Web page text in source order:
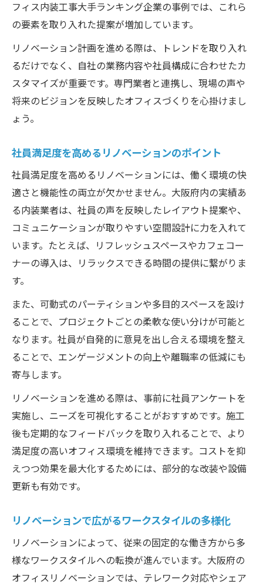
フィス内装工事大手ランキング企業の事例では、これら
の要素を取り入れた提案が増加しています。
リノベーション計画を進める際は、トレンドを取り入れ
るだけでなく、自社の業務内容や社員構成に合わせたカ
スタマイズが重要です。専門業者と連携し、現場の声や
将来のビジョンを反映したオフィスづくりを心掛けまし
ょう。
社員満足度を高めるリノベーションのポイント
社員満足度を高めるリノベーションには、働く環境の快
適さと機能性の両立が欠かせません。大阪府内の実績あ
る内装業者は、社員の声を反映したレイアウト提案や、
コミュニケーションが取りやすい空間設計に力を入れて
います。たとえば、リフレッシュスペースやカフェコー
ナーの導入は、リラックスできる時間の提供に繋がりま
す。
また、可動式のパーティションや多目的スペースを設け
ることで、プロジェクトごとの柔軟な使い分けが可能と
なります。社員が自発的に意見を出し合える環境を整え
ることで、エンゲージメントの向上や離職率の低減にも
寄与します。
リノベーションを進める際は、事前に社員アンケートを
実施し、ニーズを可視化することがおすすめです。施工
後も定期的なフィードバックを取り入れることで、より
満足度の高いオフィス環境を維持できます。コストを抑
えつつ効果を最大化するためには、部分的な改装や設備
更新も有効です。
リノベーションで広がるワークスタイルの多様化
リノベーションによって、従来の固定的な働き方から多
様なワークスタイルへの転換が進んでいます。大阪府の
オフィスリノベーションでは、テレワーク対応やシェア